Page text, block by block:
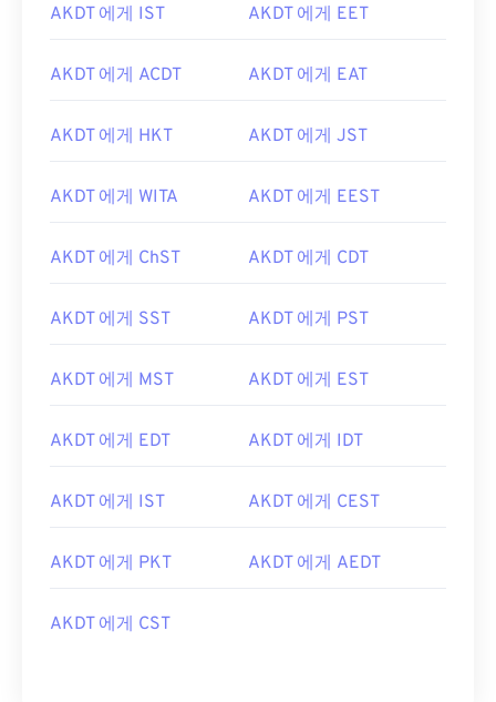
AKDT 에게 IST AKDT 에게 EET
AKDT 에게 ACDT AKDT 에게 EAT
AKDT 에게 HKT AKDT 에게 JST
AKDT 에게 WITA AKDT 에게 EEST
AKDT 에게 ChST AKDT 에게 CDT
AKDT 에게 SST AKDT 에게 PST
AKDT 에게 MST AKDT 에게 EST
AKDT 에게 EDT AKDT 에게 IDT
AKDT 에게 IST AKDT 에게 CEST
AKDT 에게 PKT AKDT 에게 AEDT
AKDT 에게 CST